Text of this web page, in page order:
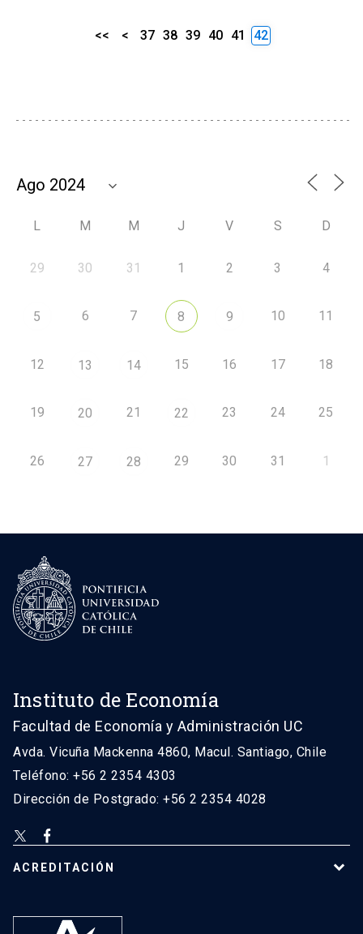
<< < 37 38 39 40 41 42
L M M J V S D
29 30 31 1 2 3 4
5 6 7 8 9 10 11
12 13 14 15 16 17 18
19 20 21 22 23 24 25
26 27 28 29 30 31 1
Instituto de Economía
Facultad de Economía y Administración UC
Avda. Vicuña Mackenna 4860, Macul. Santiago, Chile
Teléfono: +56 2 2354 4303
Dirección de Postgrado: +56 2 2354 4028
ACREDITACIÓN